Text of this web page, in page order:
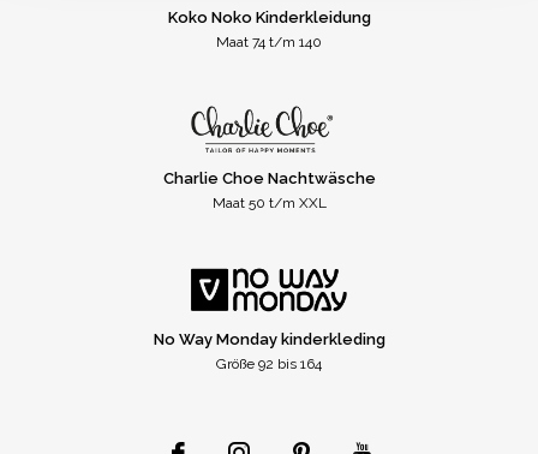
Koko Noko Kinderkleidung
Maat 74 t/m 140
Charlie Choe Nachtwäsche
Maat 50 t/m XXL
No Way Monday kinderkleding
Größe 92 bis 164